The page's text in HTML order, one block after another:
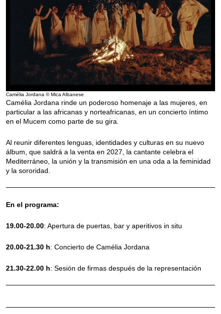
Camélia Jordana © Mica Albanese
Camélia Jordana rinde un poderoso homenaje a las mujeres, en
particular a las africanas y norteafricanas, en un concierto íntimo
en el Mucem como parte de su gira.
Al reunir diferentes lenguas, identidades y culturas en su nuevo
álbum, que saldrá a la venta en 2027, la cantante celebra el
Mediterráneo, la unión y la transmisión en una oda a la feminidad
y la sororidad.
En el programa:
19.00-20.00: Apertura de puertas, bar y aperitivos in situ
20.00-21.30 h: Concierto de Camélia Jordana
21.30-22.00 h: Sesión de firmas después de la representación